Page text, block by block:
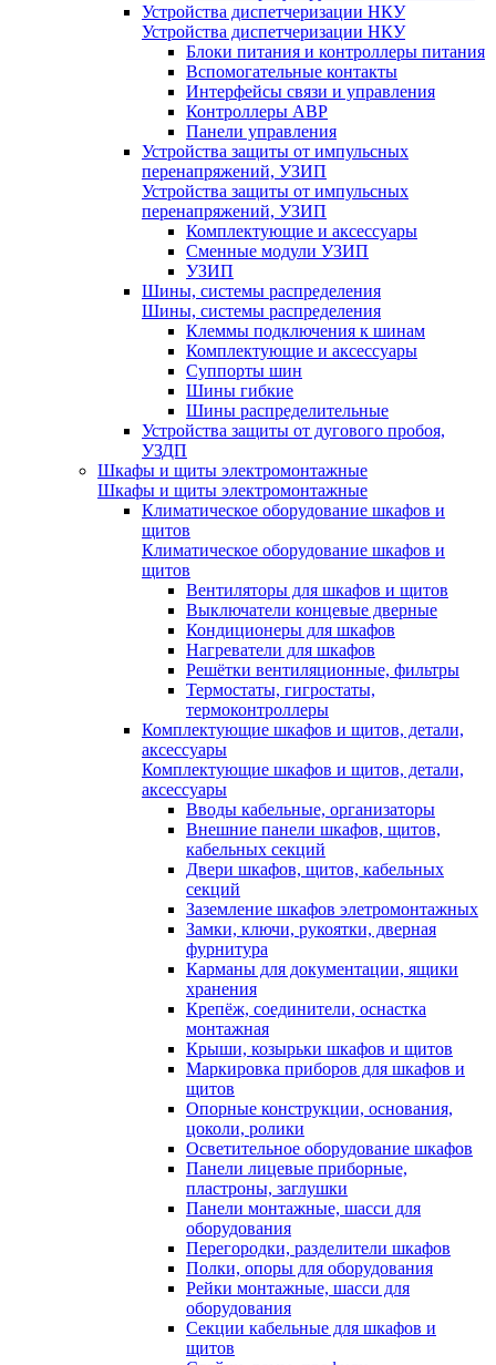
Устройства диспетчеризации НКУ
Устройства диспетчеризации НКУ
Блоки питания и контроллеры питания
Вспомогательные контакты
Интерфейсы связи и управления
Контроллеры АВР
Панели управления
Устройства защиты от импульсных
перенапряжений, УЗИП
Устройства защиты от импульсных
перенапряжений, УЗИП
Комплектующие и аксессуары
Сменные модули УЗИП
УЗИП
Шины, системы распределения
Шины, системы распределения
Клеммы подключения к шинам
Комплектующие и аксессуары
Суппорты шин
Шины гибкие
Шины распределительные
Устройства защиты от дугового пробоя,
УЗДП
Шкафы и щиты электромонтажные
Шкафы и щиты электромонтажные
Климатическое оборудование шкафов и
щитов
Климатическое оборудование шкафов и
щитов
Вентиляторы для шкафов и щитов
Выключатели концевые дверные
Кондиционеры для шкафов
Нагреватели для шкафов
Решётки вентиляционные, фильтры
Термостаты, гигростаты,
термоконтроллеры
Комплектующие шкафов и щитов, детали,
аксессуары
Комплектующие шкафов и щитов, детали,
аксессуары
Вводы кабельные, организаторы
Внешние панели шкафов, щитов,
кабельных секций
Двери шкафов, щитов, кабельных
секций
Заземление шкафов элетромонтажных
Замки, ключи, рукоятки, дверная
фурнитура
Карманы для документации, ящики
хранения
Крепёж, соединители, оснастка
монтажная
Крыши, козырьки шкафов и щитов
Маркировка приборов для шкафов и
щитов
Опорные конструкции, основания,
цоколи, ролики
Осветительное оборудование шкафов
Панели лицевые приборные,
пластроны, заглушки
Панели монтажные, шасси для
оборудования
Перегородки, разделители шкафов
Полки, опоры для оборудования
Рейки монтажные, шасси для
оборудования
Секции кабельные для шкафов и
щитов